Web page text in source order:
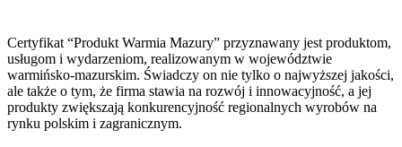
Certyfikat “Produkt Warmia Mazury” przyznawany jest produktom,
usługom i wydarzeniom, realizowanym w województwie
warmińsko-mazurskim. Świadczy on nie tylko o najwyższej jakości,
ale także o tym, że firma stawia na rozwój i innowacyjność, a jej
produkty zwiększają konkurencyjność regionalnych wyrobów na
rynku polskim i zagranicznym.